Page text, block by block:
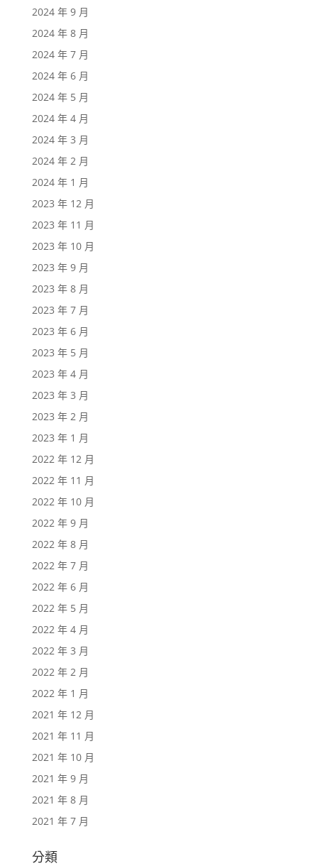
2024 年 9 月
2024 年 8 月
2024 年 7 月
2024 年 6 月
2024 年 5 月
2024 年 4 月
2024 年 3 月
2024 年 2 月
2024 年 1 月
2023 年 12 月
2023 年 11 月
2023 年 10 月
2023 年 9 月
2023 年 8 月
2023 年 7 月
2023 年 6 月
2023 年 5 月
2023 年 4 月
2023 年 3 月
2023 年 2 月
2023 年 1 月
2022 年 12 月
2022 年 11 月
2022 年 10 月
2022 年 9 月
2022 年 8 月
2022 年 7 月
2022 年 6 月
2022 年 5 月
2022 年 4 月
2022 年 3 月
2022 年 2 月
2022 年 1 月
2021 年 12 月
2021 年 11 月
2021 年 10 月
2021 年 9 月
2021 年 8 月
2021 年 7 月
分類